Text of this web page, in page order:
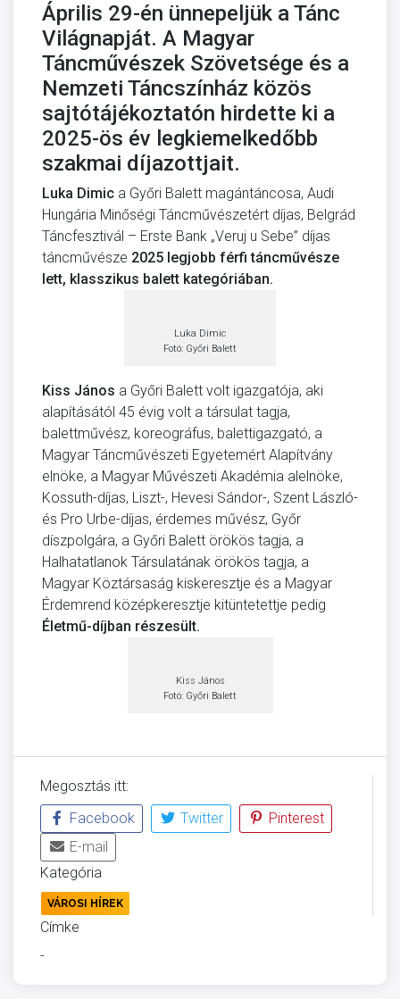
Április 29-én ünnepeljük a Tánc
Világnapját. A Magyar
Táncművészek Szövetsége és a
Nemzeti Táncszínház közös
sajtótájékoztatón hirdette ki a
2025-ös év legkiemelkedőbb
szakmai díjazottjait.
Luka Dimic a Győri Balett magántáncosa, Audi
Hungária Minőségi Táncművészetért díjas, Belgrád
Táncfesztivál – Erste Bank „Veruj u Sebe” díjas
táncművésze 2025 legjobb férfi táncművésze
lett, klasszikus balett kategóriában.
Luka Dimic
Fotó: Győri Balett
Kiss János a Győri Balett volt igazgatója, aki
alapításától 45 évig volt a társulat tagja,
balettművész, koreográfus, balettigazgató, a
Magyar Táncművészeti Egyetemért Alapítvány
elnöke, a Magyar Művészeti Akadémia alelnöke,
Kossuth-díjas, Liszt-, Hevesi Sándor-, Szent László-
és Pro Urbe-díjas, érdemes művész, Győr
díszpolgára, a Győri Balett örökös tagja, a
Halhatatlanok Társulatának örökös tagja, a
Magyar Köztársaság kiskeresztje és a Magyar
Érdemrend középkeresztje kitüntetettje pedig
Életmű-díjban részesült.
Kiss János
Fotó: Győri Balett
Megosztás itt:
Facebook
Twitter
Pinterest
E-mail
Kategória
VÁROSI HÍREK
Címke
-